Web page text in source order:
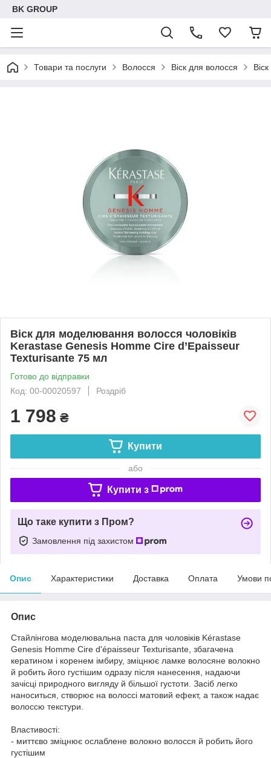
BK GROUP
Товари та послуги Волосся Віск для волосся
Віск для моделювання волосся чоловіків
Kerastase Genesis Homme Cire d’Epaisseur
Texturisante 75 мл
Готово до відправки
Код: 00-00020597
Роздріб
1 798 ₴
Купити
або
Купити з
Що таке купити з Пром?
Замовлення під захистом
Опис Характеристики Доставка Оплата Умови
Опис
Стайлінгова моделювальна паста для чоловіків Kérastase
Genesis Homme Cire d'épaisseur Texturisante, збагачена
кератином і коренем імбиру, зміцнює ламке волосяне волокно
й робить його густішим одразу після нанесення, надаючи
зачісці природного вигляду й більшої густоти. Засіб легко
наноситься, створює на волоссі матовий ефект, а також надає
волоссю текстури.
Властивості:
- миттєво зміцнює ослаблене волокно волосся й робить його
густішим